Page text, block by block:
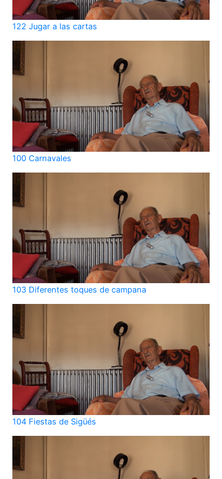
122 Jugar a las cartas
100 Carnavales
103 Diferentes toques de campana
104 Fiestas de Sigüés